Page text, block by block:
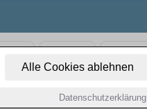
Alle Cookies ablehnen
Datenschutzerklärung